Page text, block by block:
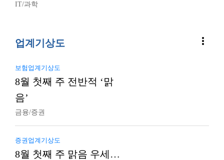
IT/과학
업계기상도 more_vert
보험업계기상도
8월 첫째 주 전반적 ‘맑
음’
금융/증권
증권업계기상도
8월 첫째 주 맑음 우세…